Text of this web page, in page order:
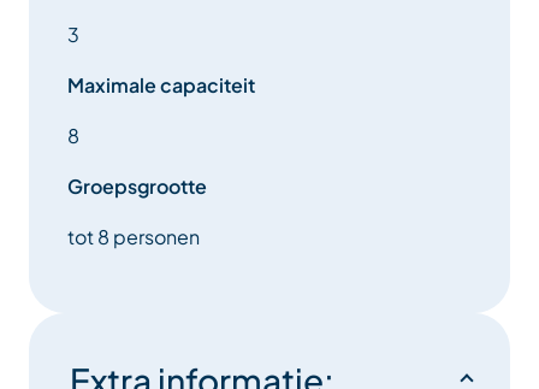
3
Maximale capaciteit
8
Groepsgrootte
tot 8 personen
Extra informatie: